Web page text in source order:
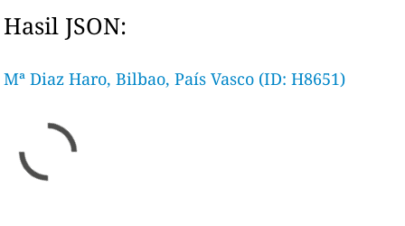
Hasil JSON:
Mª Diaz Haro, Bilbao, País Vasco (ID: H8651)